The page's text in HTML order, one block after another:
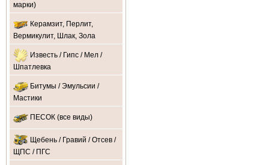
марки)
Керамзит, Перлит,
Вермикулит, Шлак, Зола
Известь / Гипс / Мел /
Шпатлевка
Битумы / Эмульсии /
Мастики
ПЕСОК (все виды)
Щебень / Гравий / Отсев /
ЩПС / ПГС